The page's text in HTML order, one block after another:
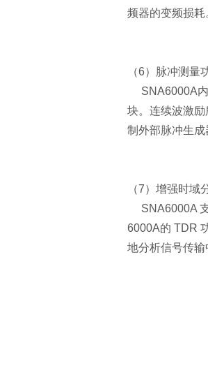
频器的变频损耗
（6）
脉冲测量
SNA6000A
块。连续波激
制外部脉冲生
（7）增强时域
SNA6000A
6000A的 TDR
地分析信号传